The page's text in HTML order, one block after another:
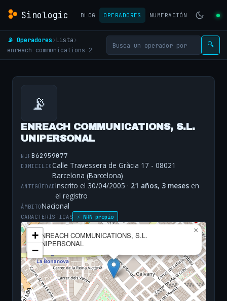
Sinologic BLOG OPERADORES NUMERACIÓN
📡 Operadores› Lista›
enreach-communications-2
🔍
📡
ENREACH COMMUNICATIONS, S.L.
UNIPERSONAL
NIFB62959077
DOMICILIOCalle Travessera de Gràcia 17 - 08021
Barcelona (Barcelona)
ANTIGÜEDADInscrito el 30/04/2005 · 21 años, 3 meses en
el registro
ÁMBITONacional
CARACTERÍSTICAS ⚡ NRN propio
ENREACH COMMUNICATIONS, S.L.
UNIPERSONAL
×
+
−